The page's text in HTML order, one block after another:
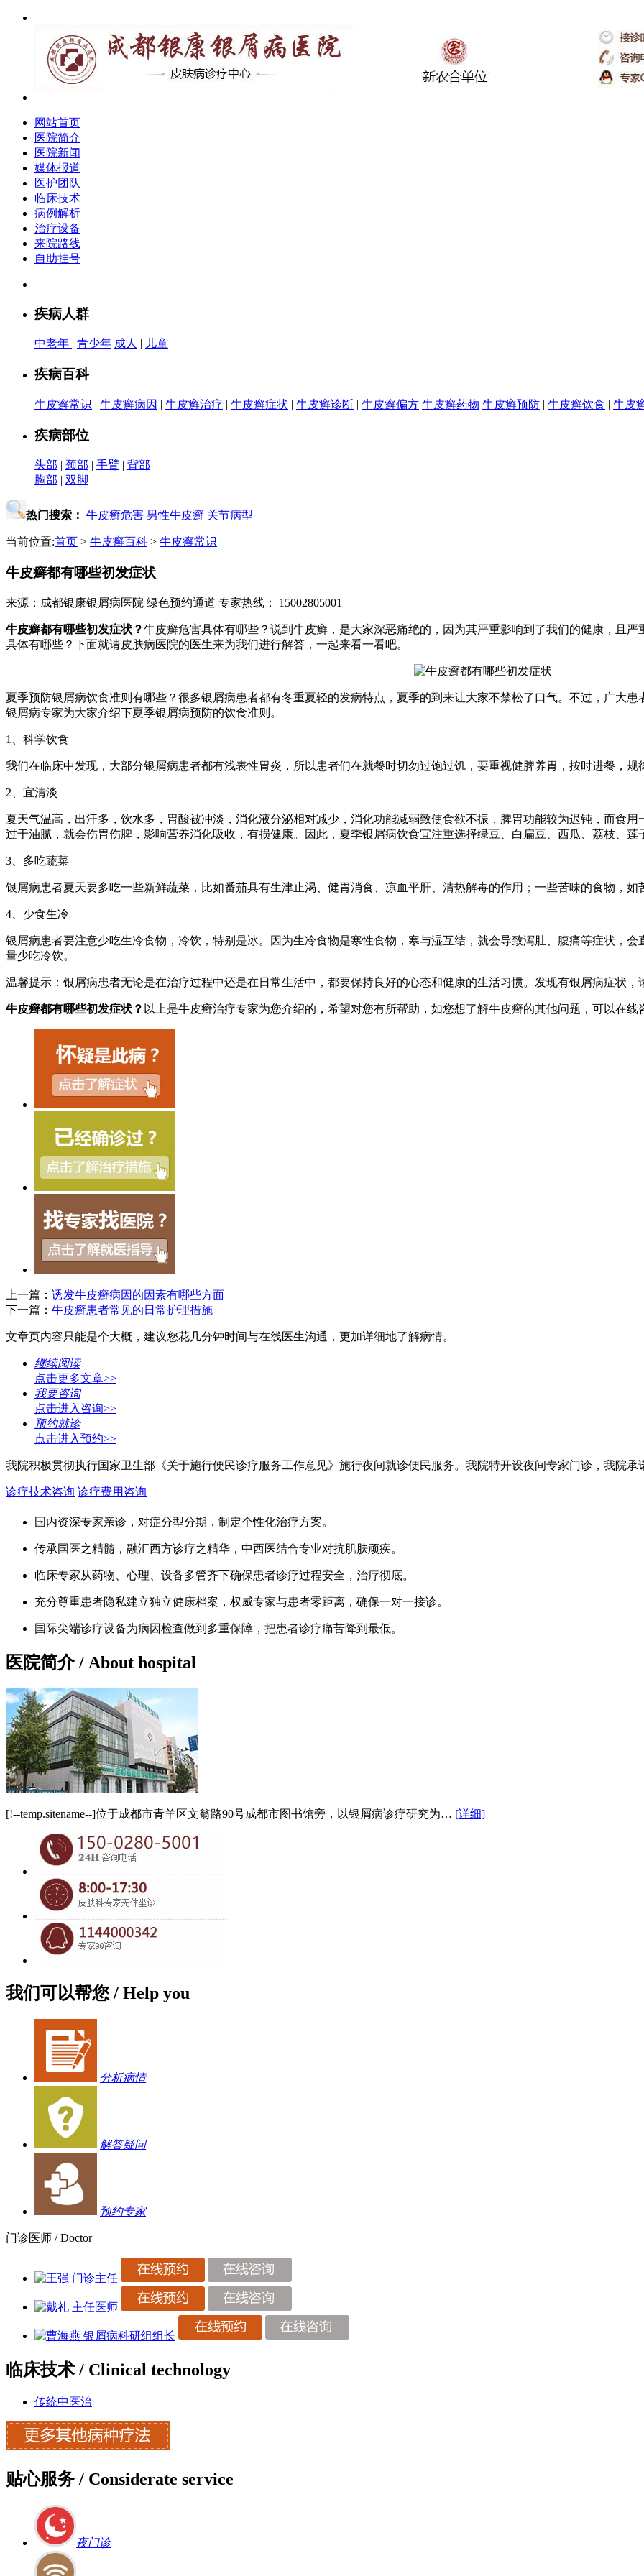
网站首页
医院简介
医院新闻
媒体报道
医护团队
临床技术
病例解析
治疗设备
来院路线
自助挂号
疾病人群
中老年 | 青少年 成人 | 儿童
疾病百科
牛皮癣常识 | 牛皮癣病因 | 牛皮癣治疗 | 牛皮癣症状 | 牛皮癣诊断 | 牛皮癣偏方 牛皮癣药物 牛皮癣预防 | 牛皮癣饮食 | 牛皮
疾病部位
头部 | 颈部 | 手臂 | 背部
胸部 | 双脚
热门搜索： 牛皮癣危害 男性牛皮癣 关节病型
当前位置:首页 > 牛皮癣百科 > 牛皮癣常识
牛皮癣都有哪些初发症状
来源：成都银康银屑病医院 绿色预约通道 专家热线： 15002805001
牛皮癣都有哪些初发症状？牛皮癣危害具体有哪些？说到牛皮癣，是大家深恶痛绝的，因为其严重影响到了我们的健康，且
具体有哪些？下面就请皮肤病医院的医生来为我们进行解答，一起来看一看吧。
夏季预防银屑病饮食准则有哪些？很多银屑病患者都有冬重夏轻的发病特点，夏季的到来让大家不禁松了口气。不过，广大
银屑病专家为大家介绍下夏季银屑病预防的饮食准则。
1、科学饮食
我们在临床中发现，大部分银屑病患者都有浅表性胃炎，所以患者们在就餐时切勿过饱过饥，要重视健脾养胃，按时进餐，规
2、宜清淡
夏天气温高，出汗多，饮水多，胃酸被冲淡，消化液分泌相对减少，消化功能减弱致使食欲不振，脾胃功能较为迟钝，而食
过于油腻，就会伤胃伤脾，影响营养消化吸收，有损健康。因此，夏季银屑病饮食宜注重选择绿豆、白扁豆、西瓜、荔枝、莲
3、多吃蔬菜
银屑病患者夏天要多吃一些新鲜蔬菜，比如番茄具有生津止渴、健胃消食、凉血平肝、清热解毒的作用；一些苦味的食物，如
4、少食生冷
银屑病患者要注意少吃生冷食物，冷饮，特别是冰。因为生冷食物是寒性食物，寒与湿互结，就会导致泻肚、腹痛等症状，
量少吃冷饮。
温馨提示：银屑病患者无论是在治疗过程中还是在日常生活中，都要保持良好的心态和健康的生活习惯。发现有银屑病症状，
牛皮癣都有哪些初发症状？ 以上是牛皮癣治疗专家为您介绍的，希望对您有所帮助，如您想了解牛皮癣的其他问题，可以在线
上一篇： 诱发牛皮癣病因的因素有哪些方面
下一篇： 牛皮癣患者常见的日常护理措施
文章页内容只能是个大概，建议您花几分钟时间与在线医生沟通，更加详细地了解病情。
继续阅读
点击更多文章>>
我要咨询
点击进入咨询>>
预约就诊
点击进入预约>>
我院积极贯彻执行国家卫生部《关于施行便民诊疗服务工作意见》施行夜间就诊便民服务。我院特开设夜间专家门诊，我院承
诊疗技术咨询 诊疗费用咨询
国内资深专家亲诊，对症分型分期，制定个性化治疗方案。
传承国医之精髓，融汇西方诊疗之精华，中西医结合专业对抗肌肤顽疾。
临床专家从药物、心理、设备多管齐下确保患者诊疗过程安全，治疗彻底。
充分尊重患者隐私建立独立健康档案，权威专家与患者零距离，确保一对一接诊。
国际尖端诊疗设备为病因检查做到多重保障，把患者诊疗痛苦降到最低。
医院简介/ About hospital
[!--temp.sitename--]位于成都市青羊区文翁路90号成都市图书馆旁，以银屑病诊疗研究为… [详细]
我们可以帮您 / Help you
分析病情
解答疑问
预约专家
门诊医师 / Doctor
临床技术/ Clinical technology
传统中医治
贴心服务 / Considerate service
夜门诊